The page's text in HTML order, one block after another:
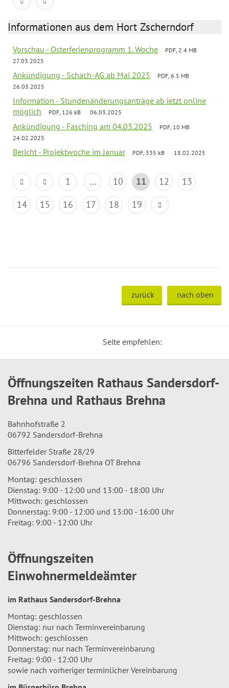
Informationen aus dem Hort Zscherndorf
Vorschau - Osterferienprogramm 1. Woche
PDF, 2.4 MB
27.03.2025
Ankündigung - Schach-AG ab Mai 2025
PDF, 6.5 MB
26.03.2025
Information - Stundenänderungsanträge ab jetzt online
möglich
PDF, 126 kB 06.03.2025
Ankündigung - Fasching am 04.03.2025
PDF, 10 MB
24.02.2025
Bericht - Projektwoche im Januar PDF, 335 kB 18.02.2025
1 ... 10 11 12
13
14
15 16 17 18 19
zurück nach oben
Seite empfehlen:
Öffnungszeiten Rathaus Sandersdorf-
Brehna und Rathaus Brehna
Bahnhofstraße 2
06792 Sandersdorf-Brehna
Bitterfelder Straße 28/29
06796 Sandersdorf-Brehna OT Brehna
Montag: geschlossen
Dienstag: 9:00 - 12:00 und 13:00 - 18:00 Uhr
Mittwoch: geschlossen
Donnerstag: 9:00 - 12:00 und 13:00 - 16:00 Uhr
Freitag: 9:00 - 12:00 Uhr
Öffnungszeiten
Einwohnermeldeämter
im Rathaus Sandersdorf-Brehna
Montag: geschlossen
Dienstag: nur nach Terminvereinbarung
Mittwoch: geschlossen
Donnerstag: nur nach Terminvereinbarung
Freitag: 9:00 - 12:00 Uhr
sowie nach vorheriger terminlicher Vereinbarung